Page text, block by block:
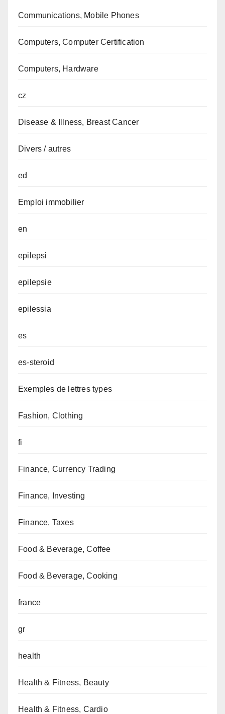
Communications, Mobile Phones
Computers, Computer Certification
Computers, Hardware
cz
Disease & Illness, Breast Cancer
Divers / autres
ed
Emploi immobilier
en
epilepsi
epilepsie
epilessia
es
es-steroid
Exemples de lettres types
Fashion, Clothing
fi
Finance, Currency Trading
Finance, Investing
Finance, Taxes
Food & Beverage, Coffee
Food & Beverage, Cooking
france
gr
health
Health & Fitness, Beauty
Health & Fitness, Cardio